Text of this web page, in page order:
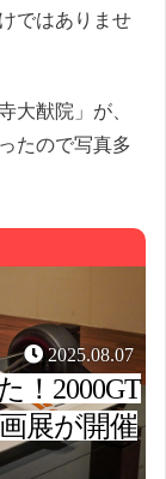
ではありませ
猷院」が、
たので写真多
2025.08.07
！2000GT
展が開催